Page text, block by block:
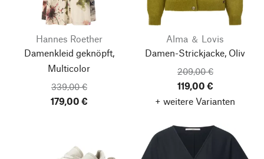
Hannes Roether
Damenkleid geknöpft,
Multicolor
339,00 €
179,00 €
Alma ＆ Lovis
Damen-Strickjacke, Oliv
209,00 €
119,00 €
+ weitere Varianten